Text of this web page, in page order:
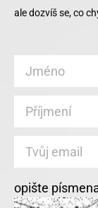
ale dozvíš se, co
opište